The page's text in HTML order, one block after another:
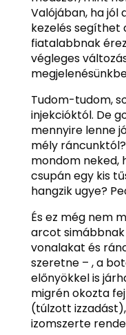
Valójában, ha jól
kezelés segíthet
fiatalabbnak
végleges
Tudom-tudom,
injekcióktól. De
mennyire lenne
mély
mondom neked,
csupán egy kis
hangzik ugye?
És ez még nem
arcot
vonalakat és
szeretne – , a
előnyökkel is
migrén okozta
(túlzott
izomszerte